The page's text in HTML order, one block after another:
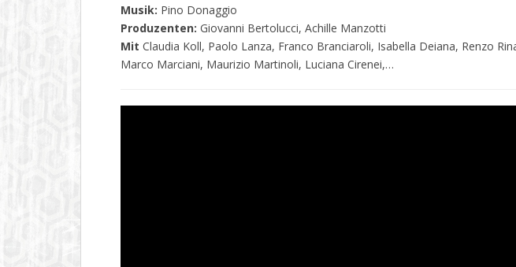
Musik: Pino Donaggio
Produzenten: Giovanni Bertolucci, Achille Manzotti
Mit Claudia Koll, Paolo Lanza, Franco Branciaroli, Isabella Deiana, Renzo
Marco Marciani, Maurizio Martinoli, Luciana Cirenei,…